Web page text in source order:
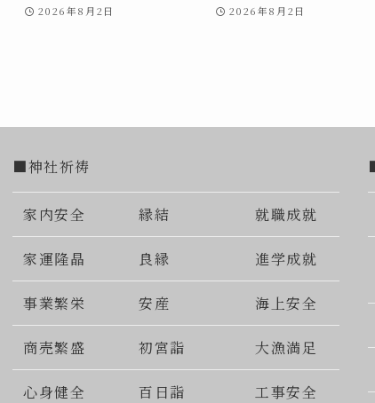
2026年8月2日 2026年8月2日
■神社祈祷
家内安全 縁結 就職成就
家運隆晶 良縁 進学成就
事業繁栄 安産 海上安全
商売繁盛 初宮詣 大漁満足
心身健全 百日詣 工事安全